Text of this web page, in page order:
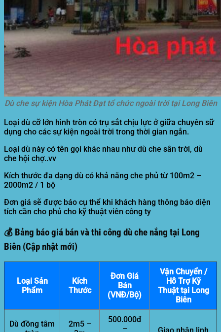
Dù che sự kiện Hòa Phát Đạt tổ chức ngoài trời tại Long Biên
Loại dù cỡ lớn hình tròn có trụ sắt chịu lực ở giữa chuyên sữ
dụng cho các sự kiện ngoài trời trong thời gian ngắn.
Loại dù này có tên gọi khác nhau như dù che sân trời, dù
che hội chợ..vv
Kích thước đa dạng dù có khả năng che phủ từ 100m2 –
2000m2 / 1 bộ
Đơn giá sẽ được báo cụ thể khi khách hàng thông báo diện
tích cần cho phủ cho kỹ thuật viên công ty
💰 Bảng báo giá bán và thi công dù che nắng tại Long
Biên (Cập nhật mới)
Loại Sản
Phẩm
Kích
Thước
Đơn Giá
Bán
(VNĐ/Bộ)
Vận Chuyển /
Hỗ Trợ Kỹ
Thuật tại Long
Biên
Dù đồng tâm
2m5 –
500.000đ
–